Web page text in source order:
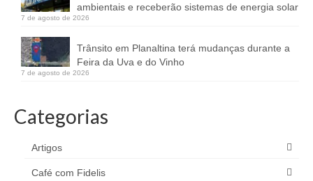
ambientais e receberão sistemas de energia solar
7 de agosto de 2026
Trânsito em Planaltina terá mudanças durante a
Feira da Uva e do Vinho
7 de agosto de 2026
Categorias
Artigos
Café com Fidelis